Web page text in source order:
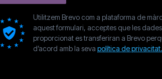
Utilitzem Brevo com a plataforma de
aquest formulari, acceptes que les
proporcionat es transferiran a Brevo
d’acord amb la seva política de privacitat.